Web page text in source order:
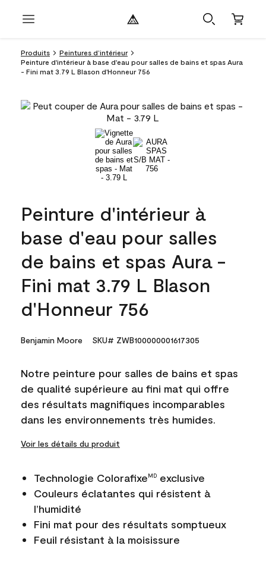
Produits
Peintures d’intérieur
Peinture d'intérieur à base d'eau pour salles de bains et spas Aura
- Fini mat 3.79 L Blason d'Honneur 756
Peinture d'intérieur à
base d'eau pour salles
de bains et spas Aura -
Fini mat 3.79 L Blason
d'Honneur 756
Benjamin Moore SKU# ZWB100000001617305
Notre peinture pour salles de bains et spas
de qualité supérieure au fini mat qui offre
des résultats magnifiques incomparables
dans les environnements très humides.
Voir les détails du produit
Technologie ColorafixeMD exclusive
Couleurs éclatantes qui résistent à
l’humidité
Fini mat pour des résultats somptueux
Feuil résistant à la moisissure